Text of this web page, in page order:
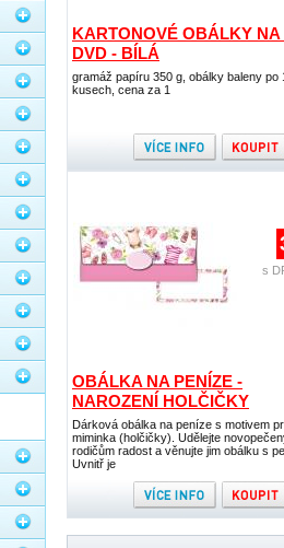
KARTONOVÉ OBÁLKY NA
DVD - BÍLÁ
gramáž papíru 350 g, obálky baleny po
kusech, cena za 1
OBÁLKA NA PENÍZE -
NAROZENÍ HOLČIČKY
Dárková obálka na peníze s motivem
miminka (holčičky). Udělejte
rodičům radost a věnujte jim obálku s
Uvnitř je
s